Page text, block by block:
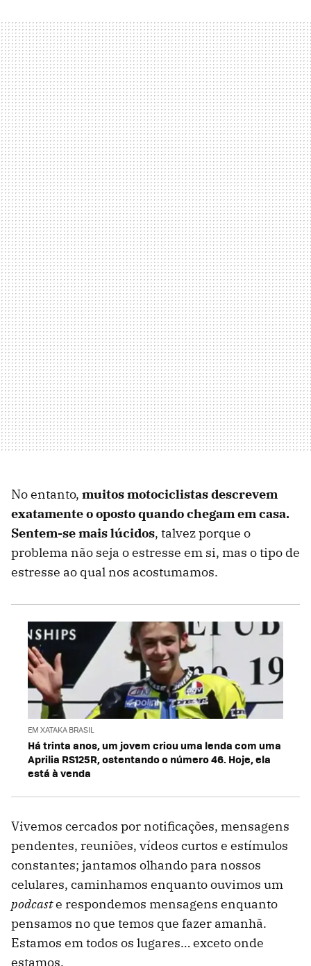
No entanto, muitos motociclistas descrevem
exatamente o oposto quando chegam em casa.
Sentem-se mais lúcidos, talvez porque o
problema não seja o estresse em si, mas o tipo de
estresse ao qual nos acostumamos.
EM XATAKA BRASIL
Há trinta anos, um jovem criou uma lenda com uma
Aprilia RS125R, ostentando o número 46. Hoje, ela
está à venda
Vivemos cercados por notificações, mensagens
pendentes, reuniões, vídeos curtos e estímulos
constantes; jantamos olhando para nossos
celulares, caminhamos enquanto ouvimos um
podcaste respondemos mensagens enquanto
pensamos no que temos que fazer amanhã.
Estamos em todos os lugares… exceto onde
estamos.